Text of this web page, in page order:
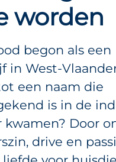
worden
begon als een
in West-
een naam die
is in de
kwamen? Door
drive en